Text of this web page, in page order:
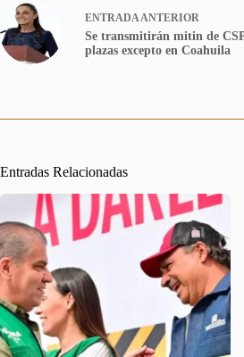
ENTRADA ANTERIOR
Se transmitirán mitin de
plazas excepto en Coahuila
Entradas Relacionadas